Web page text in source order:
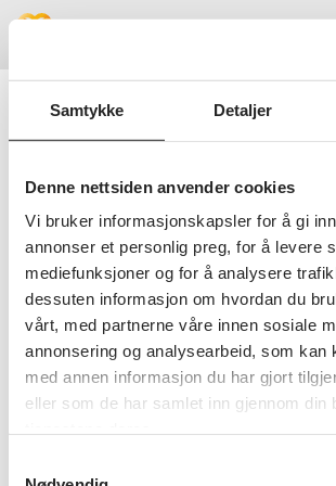
Samtykke Detaljer
Denne nettsiden anvender cookies
Vi bruker informasjonskapsler for å gi
annonser et personlig preg, for å levere
mediefunksjoner og for å analysere
dessuten informasjon om hvordan du
vårt, med partnerne våre innen sosiale
annonsering og analysearbeid, som kan
med annen informasjon du har gjort
eller som de har samlet inn gjennom din
Beklager!
Vi fant ikke siden du lette
du vil prøve å søke i stedet?
SØK PÅ NETTSIDEN